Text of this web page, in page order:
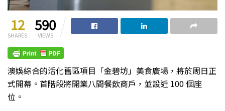
12
SHARES
590
VIEWS
澳娛綜合的活化舊區項目「金碧坊」美食廣場，將於周日正
式開幕。首階段將開業八間餐飲商戶，並設近 100 個座
位。